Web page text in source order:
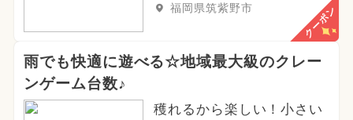
福岡県筑紫野市 クーポン
雨でも快適に遊べる☆地域最大級のクレー
ンゲーム台数♪
穫れるから楽しい！小さい